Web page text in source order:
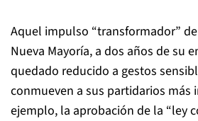
Aquel impulso “transformador”
Nueva Mayoría, a dos años de su
quedado reducido a gestos
conmueven a sus partidarios más
ejemplo, la aprobación de la “ley